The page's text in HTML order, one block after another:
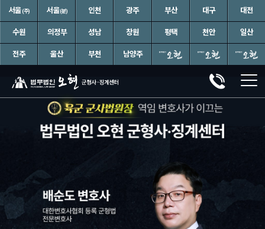
서울(주) 서울(분) 인천 광주 부산 대구 대전
수원 의정부 성남 창원 평택 천안 일산
전주 울산 부천 남양주